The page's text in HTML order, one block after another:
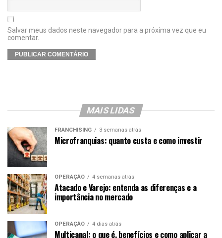
Salvar meus dados neste navegador para a próxima vez que eu
comentar.
MAIS LIDAS
FRANCHISING 3 semanas atrás
Microfranquias: quanto custa e como investir
OPERAÇÃO 4 semanas atrás
Atacado e Varejo: entenda as diferenças e a
importância no mercado
OPERAÇÃO 4 dias atrás
Multicanal: o que é, benefícios e como aplicar a